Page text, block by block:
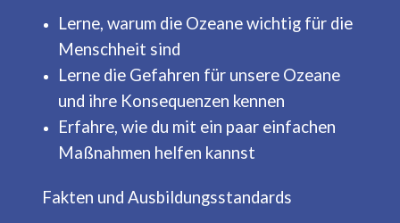
Lerne, warum die Ozeane wichtig für die
Menschheit sind
Lerne die Gefahren für unsere Ozeane
und ihre Konsequenzen kennen
Erfahre, wie du mit ein paar einfachen
Maßnahmen helfen kannst
Fakten und Ausbildungsstandards